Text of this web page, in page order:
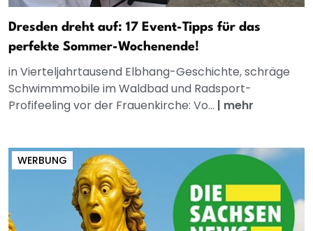
Dresden dreht auf: 17 Event-Tipps für das
perfekte Sommer-Wochenende!
in Vierteljahrtausend Elbhang-Geschichte, schräge
Schwimmmobile im Waldbad und Radsport-
Profifeeling vor der Frauenkirche: Vo... | mehr
WERBUNG